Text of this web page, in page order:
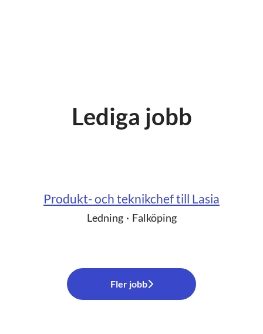
Lediga jobb
Produkt- och teknikchef till Lasia
Ledning · Falköping
Fler jobb